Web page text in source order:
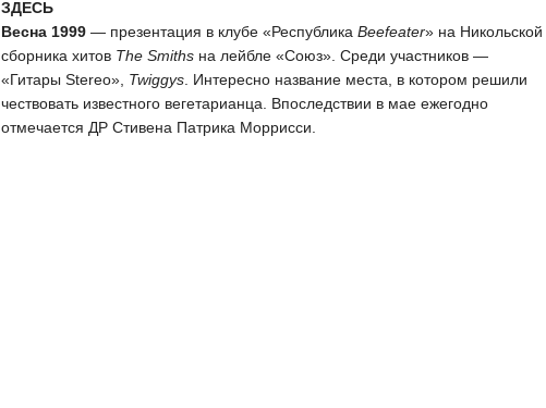
ЗДЕСЬ
Весна 1999 — презентация в клубе «Республика Beefeater» на Никольской
сборника хитов The Smiths на лейбле «Союз». Среди участников —
«Гитары Stereo», Twiggys . Интересно название места, в котором решили
чествовать известного вегетарианца. Впоследствии в мае ежегодно
отмечается ДР Стивена Патрика Моррисси.